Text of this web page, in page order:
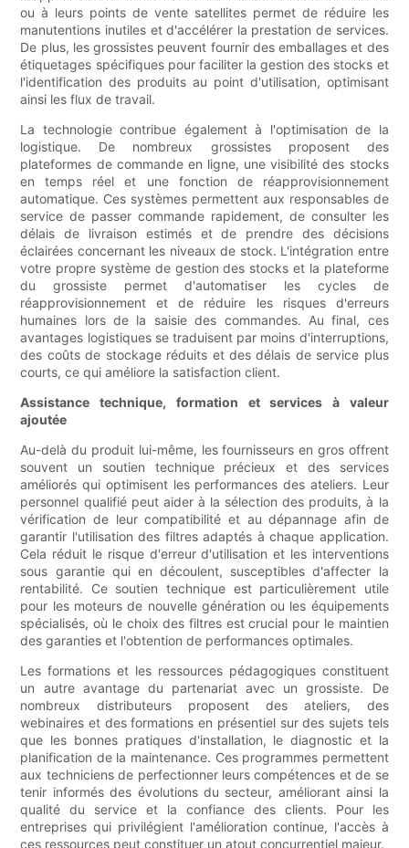
ou à leurs points de vente satellites permet de réduire les
manutentions inutiles et d'accélérer la prestation de services.
De plus, les grossistes peuvent fournir des emballages et des
étiquetages spécifiques pour faciliter la gestion des stocks et
l'identification des produits au point d'utilisation, optimisant
ainsi les flux de travail.
La technologie contribue également à l'optimisation de la
logistique. De nombreux grossistes proposent des
plateformes de commande en ligne, une visibilité des stocks
en temps réel et une fonction de réapprovisionnement
automatique. Ces systèmes permettent aux responsables de
service de passer commande rapidement, de consulter les
délais de livraison estimés et de prendre des décisions
éclairées concernant les niveaux de stock. L'intégration entre
votre propre système de gestion des stocks et la plateforme
du grossiste permet d'automatiser les cycles de
réapprovisionnement et de réduire les risques d'erreurs
humaines lors de la saisie des commandes. Au final, ces
avantages logistiques se traduisent par moins d'interruptions,
des coûts de stockage réduits et des délais de service plus
courts, ce qui améliore la satisfaction client.
Assistance technique, formation et services à valeur
ajoutée
Au-delà du produit lui-même, les fournisseurs en gros offrent
souvent un soutien technique précieux et des services
améliorés qui optimisent les performances des ateliers. Leur
personnel qualifié peut aider à la sélection des produits, à la
vérification de leur compatibilité et au dépannage afin de
garantir l'utilisation des filtres adaptés à chaque application.
Cela réduit le risque d'erreur d'utilisation et les interventions
sous garantie qui en découlent, susceptibles d'affecter la
rentabilité. Ce soutien technique est particulièrement utile
pour les moteurs de nouvelle génération ou les équipements
spécialisés, où le choix des filtres est crucial pour le maintien
des garanties et l'obtention de performances optimales.
Les formations et les ressources pédagogiques constituent
un autre avantage du partenariat avec un grossiste. De
nombreux distributeurs proposent des ateliers, des
webinaires et des formations en présentiel sur des sujets tels
que les bonnes pratiques d'installation, le diagnostic et la
planification de la maintenance. Ces programmes permettent
aux techniciens de perfectionner leurs compétences et de se
tenir informés des évolutions du secteur, améliorant ainsi la
qualité du service et la confiance des clients. Pour les
entreprises qui privilégient l'amélioration continue, l'accès à
ces ressources peut constituer un atout concurrentiel majeur.